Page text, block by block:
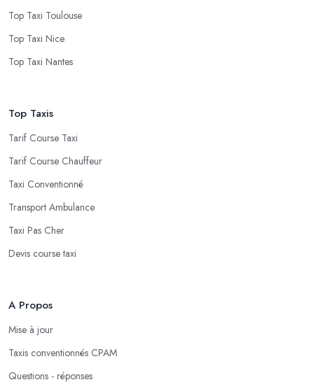
Top Taxi Toulouse
Top Taxi Nice
Top Taxi Nantes
Top Taxis
Tarif Course Taxi
Tarif Course Chauffeur
Taxi Conventionné
Transport Ambulance
Taxi Pas Cher
Devis course taxi
A Propos
Mise à jour
Taxis conventionnés CPAM
Questions - réponses